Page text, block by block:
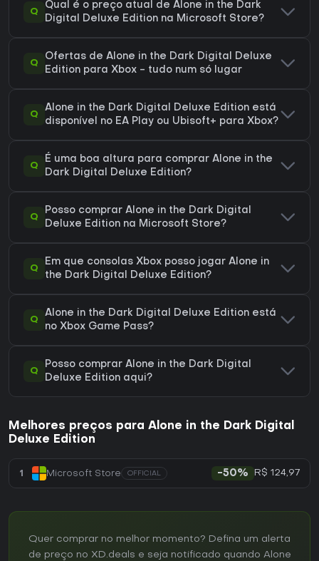
Q
Qual é o preço atual de Alone in the Dark
Digital Deluxe Edition na Microsoft Store?
Q
Ofertas de Alone in the Dark Digital Deluxe
Edition para Xbox - tudo num só lugar
Q
Alone in the Dark Digital Deluxe Edition está
disponível no EA Play ou Ubisoft+ para Xbox?
Q
É uma boa altura para comprar Alone in the
Dark Digital Deluxe Edition?
Q
Posso comprar Alone in the Dark Digital
Deluxe Edition na Microsoft Store?
Q
Em que consolas Xbox posso jogar Alone in
the Dark Digital Deluxe Edition?
Q
Alone in the Dark Digital Deluxe Edition está
no Xbox Game Pass?
Q
Posso comprar Alone in the Dark Digital
Deluxe Edition aqui?
Melhores preços para Alone in the Dark Digital
Deluxe Edition
1 Microsoft Store OFFICIAL -50% R$ 124,97
Quer comprar no melhor momento? Defina um alerta
de preço no XD.deals e seja notificado quando Alone